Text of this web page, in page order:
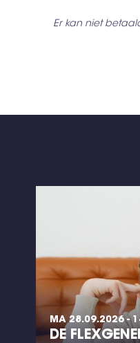
Er kan niet
MA 28.09.2026 -
DE